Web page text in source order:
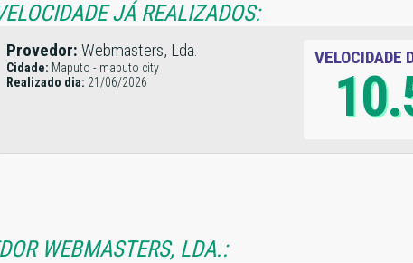
JÁ REALIZADOS:
Provedor: Webmasters, Lda.
Cidade: Maputo - maputo city
Realizado dia: 21/06/2026
VELOCIDADE
WEBMASTERS, LDA.: